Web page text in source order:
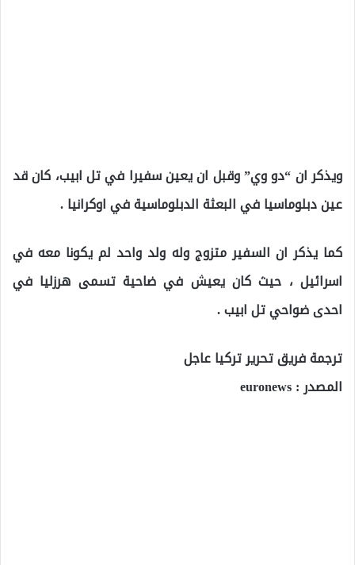
ويذكر ان “دو وي” وقبل ان يعين سفيرا في تل ابيب، كان قد
عين دبلوماسيا في البعثة الدبلوماسية في اوكرانيا .
كما يذكر ان السفير متزوج وله ولد واحد لم يكونا معه في
اسرائيل ، حيث كان يعيش في ضاحية تسمى هرزليا في
احدى ضواحي تل ابيب .
ترجمة فريق تحرير تركيا عاجل
المصدر : euronews